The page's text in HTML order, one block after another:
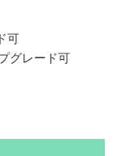
可
グレード可